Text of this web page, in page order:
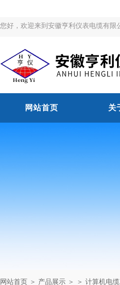
您好，欢迎来到安徽亨利仪表电缆有限
网站首页 关
网站首页 ＞ 产品展示 ＞ ＞ 计算机电缆